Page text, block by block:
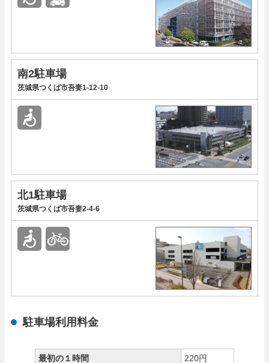
南2駐車場
茨城県つくば市吾妻1-12-10
北1駐車場
茨城県つくば市吾妻2-4-6
駐車場利用料金
最初の１時間
220円